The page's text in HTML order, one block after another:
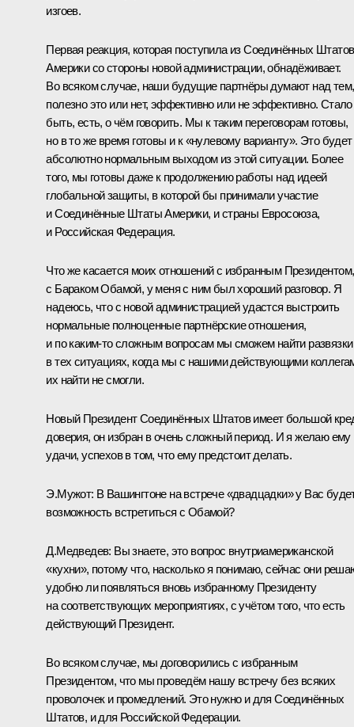
изгоев.
Первая реакция, которая поступила из Соединённых Штатов
Америки со стороны новой администрации, обнадёживает.
Во всяком случае, наши будущие партнёры думают над тем,
полезно это или нет, эффективно или не эффективно. Стало
быть, есть, о чём говорить. Мы к таким переговорам готовы,
но в то же время готовы и к «нулевому варианту». Это будет
абсолютно нормальным выходом из этой ситуации. Более
того, мы готовы даже к продолжению работы над идеей
глобальной защиты, в которой бы принимали участие
и Соединённые Штаты Америки, и страны Евросоюза,
и Российская Федерация.
Что же касается моих отношений с избранным Президентом,
с Бараком Обамой, у меня с ним был хороший разговор. Я
надеюсь, что с новой администрацией удастся выстроить
нормальные полноценные партнёрские отношения,
и по каким‑то сложным вопросам мы сможем найти развязки
в тех ситуациях, когда мы с нашими действующими
их найти не смогли.
Новый Президент Соединённых Штатов имеет большой
доверия, он избран в очень сложный период. И я желаю ему
удачи, успехов в том, что ему предстоит делать.
Э.Мужот: В Вашингтоне на встрече «двадцадки» у Вас
возможность встретиться с Обамой?
Д.Медведев: Вы знаете, это вопрос внутриамериканской
«кухни», потому что, насколько я понимаю, сейчас они
удобно ли появляться вновь избранному Президенту
на соответствующих мероприятиях, с учётом того, что есть
действующий Президент.
Во всяком случае, мы договорились с избранным
Президентом, что мы проведём нашу встречу без всяких
проволочек и промедлений. Это нужно и для Соединённых
Штатов, и для Российской Федерации.